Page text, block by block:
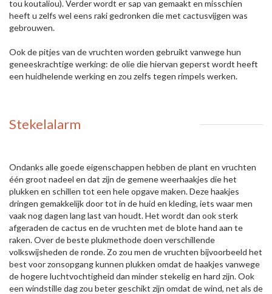
tou koutaliou). Verder wordt er sap van gemaakt en misschien
heeft u zelfs wel eens raki gedronken die met cactusvijgen was
gebrouwen.
Ook de pitjes van de vruchten worden gebruikt vanwege hun
geneeskrachtige werking: de olie die hiervan geperst wordt heeft
een huidhelende werking en zou zelfs tegen rimpels werken.
Stekelalarm
Ondanks alle goede eigenschappen hebben de plant en vruchten
één groot nadeel en dat zijn de gemene weerhaakjes die het
plukken en schillen tot een hele opgave maken. Deze haakjes
dringen gemakkelijk door tot in de huid en kleding, iets waar men
vaak nog dagen lang last van houdt. Het wordt dan ook sterk
afgeraden de cactus en de vruchten met de blote hand aan te
raken. Over de beste plukmethode doen verschillende
volkswijsheden de ronde. Zo zou men de vruchten bijvoorbeeld het
best voor zonsopgang kunnen plukken omdat de haakjes vanwege
de hogere luchtvochtigheid dan minder stekelig en hard zijn. Ook
een windstille dag zou beter geschikt zijn omdat de wind, net als de